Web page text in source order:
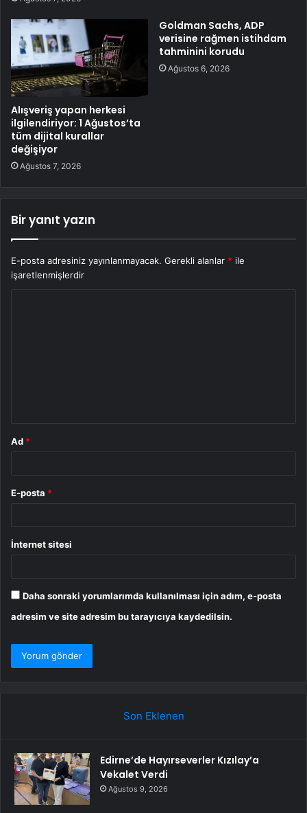
Alışveriş yapan herkesi
ilgilendiriyor: 1 Ağustos’ta
tüm dijital kurallar
değişiyor
Ağustos 7, 2026
Goldman Sachs, ADP
verisine rağmen istihdam
tahminini korudu
Ağustos 6, 2026
Bir yanıt yazın
E-posta adresiniz yayınlanmayacak. Gerekli alanlar * ile
işaretlenmişlerdir
Ad *
E-posta *
İnternet sitesi
Daha sonraki yorumlarımda kullanılması için adım, e-posta
adresim ve site adresim bu tarayıcıya kaydedilsin.
Son Eklenen
Edirne’de Hayırseverler Kızılay’a
Vekalet Verdi
Ağustos 9, 2026